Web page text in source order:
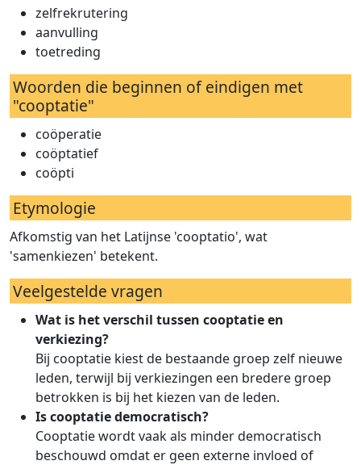
zelfrekrutering
aanvulling
toetreding
Woorden die beginnen of eindigen met
"cooptatie"
coöperatie
coöptatief
coöpti
Etymologie
Afkomstig van het Latijnse 'cooptatio', wat
'samenkiezen' betekent.
Veelgestelde vragen
Wat is het verschil tussen cooptatie en
verkiezing?
Bij cooptatie kiest de bestaande groep zelf nieuwe
leden, terwijl bij verkiezingen een bredere groep
betrokken is bij het kiezen van de leden.
Is cooptatie democratisch?
Cooptatie wordt vaak als minder democratisch
beschouwd omdat er geen externe invloed of